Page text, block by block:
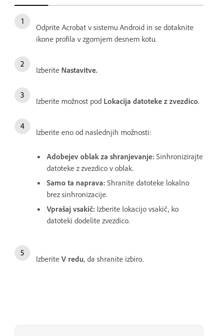
Odprite Acrobat v sistemu Android in se dotaknite
ikone profila v zgornjem desnem kotu.
Izberite Nastavitve.
Izberite možnost pod Lokacija datoteke z zvezdico.
Izberite eno od naslednjih možnosti:
Adobejev oblak za shranjevanje: Sinhronizirajte
datoteke z zvezdico v oblak.
Samo ta naprava: Shranite datoteke lokalno
brez sinhronizacije.
Vprašaj vsakič: Izberite lokacijo vsakič, ko
datoteki dodelite zvezdico.
Izberite V redu, da shranite izbiro.